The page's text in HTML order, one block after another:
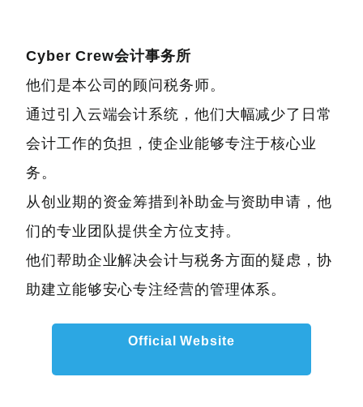
Cyber Crew会计事务所
他们是本公司的顾问税务师。
通过引入云端会计系统，他们大幅减少了日常
会计工作的负担，使企业能够专注于核心业
务。
从创业期的资金筹措到补助金与资助申请，他
们的专业团队提供全方位支持。
他们帮助企业解决会计与税务方面的疑虑，协
助建立能够安心专注经营的管理体系。
Official Website